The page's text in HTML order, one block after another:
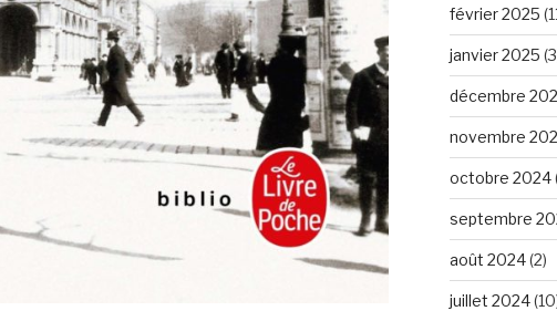
février 2025
janvier 2025
décembre
novembre
octobre 2024
septembre
août 2024(2)
juillet 2024